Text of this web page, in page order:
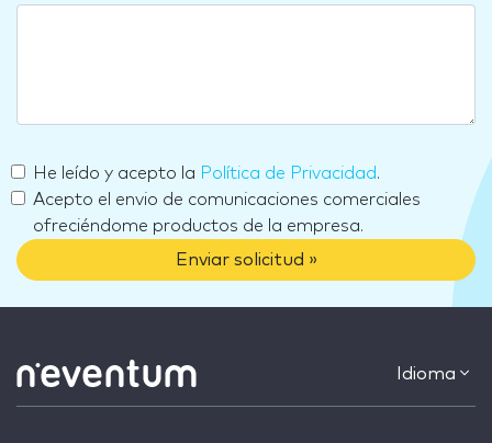
He leído y acepto la Política de Privacidad.
Acepto el envio de comunicaciones comerciales
ofreciéndome productos de la empresa.
Enviar solicitud »
Idioma